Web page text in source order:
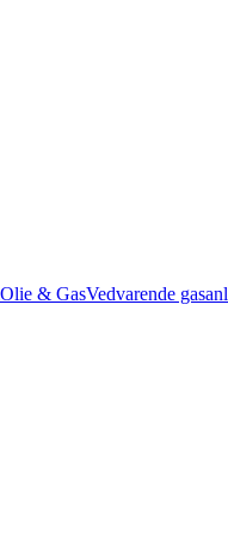
Olie & GasVedvarende